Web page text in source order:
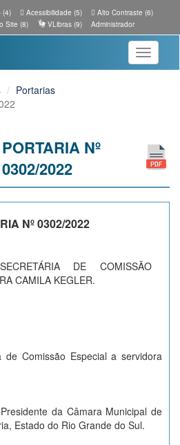
(4) Acessibilidade (5)
Alto Contraste (6)
Site (8) VLibras (9) Administrador
Toggle
Portarias
PORTARIA Nº
0302/2022
Nº 0302/2022
DE COMISSÃO
CAMILA KEGLER.
de Comissão Especial a servidora
da Câmara Municipal de
Estado do Rio Grande do Sul.